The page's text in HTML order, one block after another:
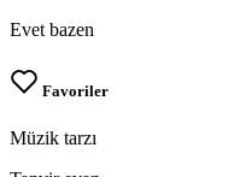
Evet bazen
Favoriler
Müzik tarzı